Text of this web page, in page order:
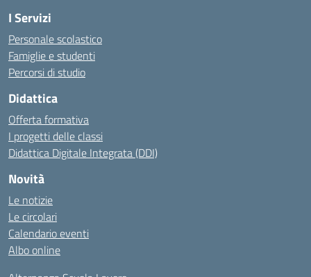
I Servizi
Personale scolastico
Famiglie e studenti
Percorsi di studio
Didattica
Offerta formativa
I progetti delle classi
Didattica Digitale Integrata (DDI)
Novità
Le notizie
Le circolari
Calendario eventi
Albo online